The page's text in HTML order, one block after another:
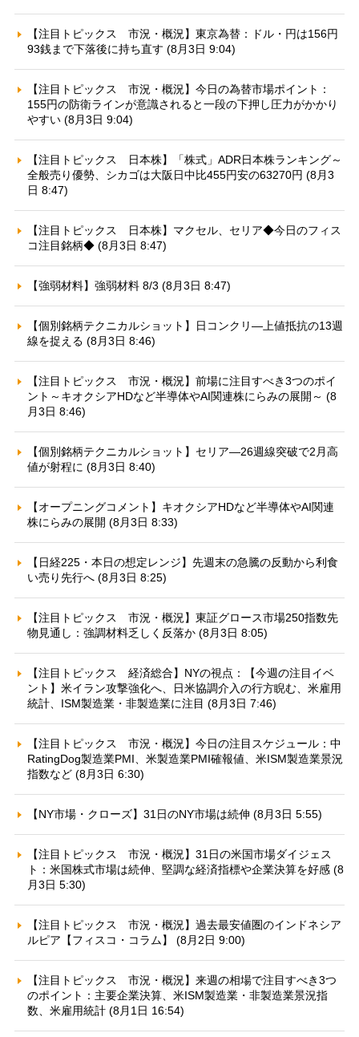
【注目トピックス 市況・概況】東京為替：ドル・円は156円
93銭まで下落後に持ち直す (8月3日 9:04)
【注目トピックス 市況・概況】今日の為替市場ポイント：
155円の防衛ラインが意識されると一段の下押し圧力がかかり
やすい (8月3日 9:04)
【注目トピックス 日本株】「株式」ADR日本株ランキング～
全般売り優勢、シカゴは大阪日中比455円安の63270円 (8月3
日 8:47)
【注目トピックス 日本株】マクセル、セリア◆今日のフィス
コ注目銘柄◆ (8月3日 8:47)
【強弱材料】強弱材料 8/3 (8月3日 8:47)
【個別銘柄テクニカルショット】日コンクリ—上値抵抗の13週
線を捉える (8月3日 8:46)
【注目トピックス 市況・概況】前場に注目すべき3つのポイ
ント～キオクシアHDなど半導体やAI関連株にらみの展開～ (8
月3日 8:46)
【個別銘柄テクニカルショット】セリア—26週線突破で2月高
値が射程に (8月3日 8:40)
【オープニングコメント】キオクシアHDなど半導体やAI関連
株にらみの展開 (8月3日 8:33)
【日経225・本日の想定レンジ】先週末の急騰の反動から利食
い売り先行へ (8月3日 8:25)
【注目トピックス 市況・概況】東証グロース市場250指数先
物見通し：強調材料乏しく反落か (8月3日 8:05)
【注目トピックス 経済総合】NYの視点：【今週の注目イベ
ント】米イラン攻撃強化へ、日米協調介入の行方睨む、米雇用
統計、ISM製造業・非製造業に注目 (8月3日 7:46)
【注目トピックス 市況・概況】今日の注目スケジュール：中
RatingDog製造業PMI、米製造業PMI確報値、米ISM製造業景況
指数など (8月3日 6:30)
【NY市場・クローズ】31日のNY市場は続伸 (8月3日 5:55)
【注目トピックス 市況・概況】31日の米国市場ダイジェス
ト：米国株式市場は続伸、堅調な経済指標や企業決算を好感 (8
月3日 5:30)
【注目トピックス 市況・概況】過去最安値圏のインドネシア
ルピア【フィスコ・コラム】 (8月2日 9:00)
【注目トピックス 市況・概況】来週の相場で注目すべき3つ
のポイント：主要企業決算、米ISM製造業・非製造業景況指
数、米雇用統計 (8月1日 16:54)